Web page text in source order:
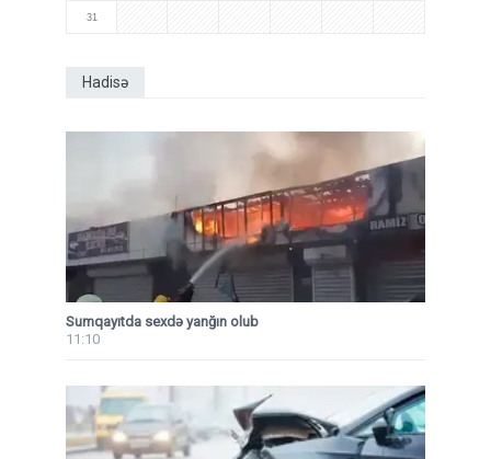
31
Hadisə
Sumqayıtda sexdə yanğın olub
11:10